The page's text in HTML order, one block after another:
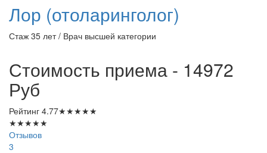
Лор (отоларинголог)
Стаж 35 лет / Врач высшей категории
Стоимость приема - 14972
Руб
Рейтинг 4.77★★★★★
★★★★★
Отзывов
3